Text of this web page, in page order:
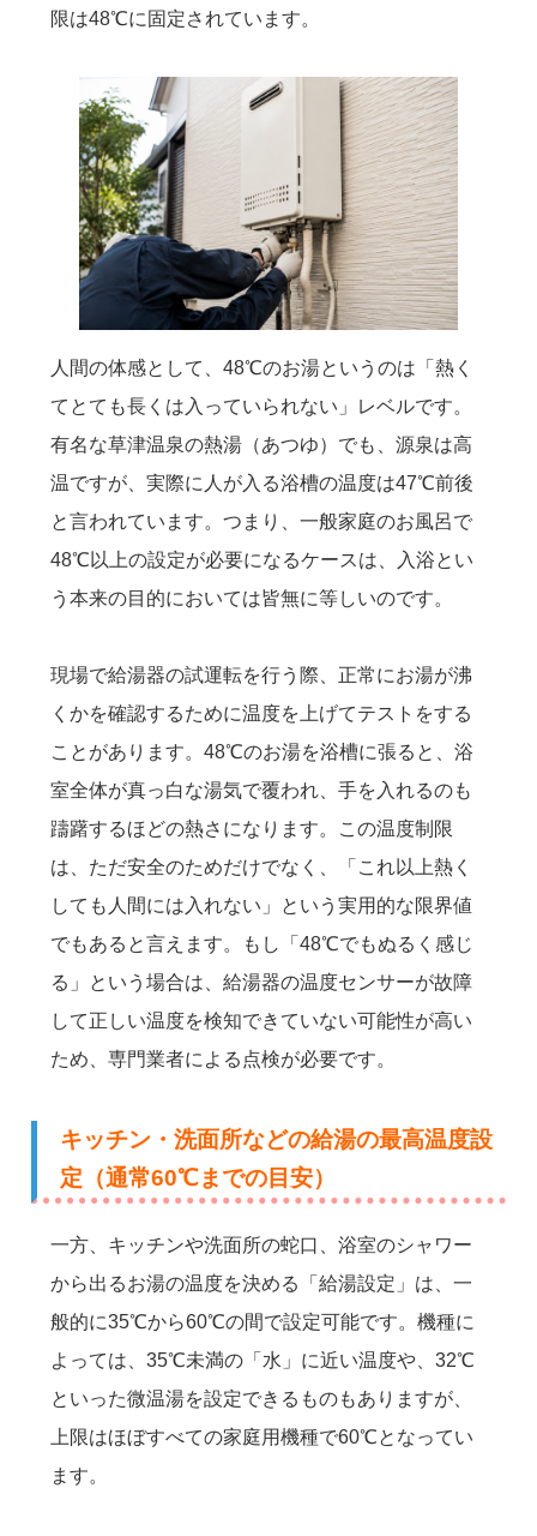
限は48℃に固定されています。
人間の体感として、48℃のお湯というのは「熱く
てとても長くは入っていられない」レベルです。
有名な草津温泉の熱湯（あつゆ）でも、源泉は高
温ですが、実際に人が入る浴槽の温度は47℃前後
と言われています。つまり、一般家庭のお風呂で
48℃以上の設定が必要になるケースは、入浴とい
う本来の目的においては皆無に等しいのです。
現場で給湯器の試運転を行う際、正常にお湯が沸
くかを確認するために温度を上げてテストをする
ことがあります。48℃のお湯を浴槽に張ると、浴
室全体が真っ白な湯気で覆われ、手を入れるのも
躊躇するほどの熱さになります。この温度制限
は、ただ安全のためだけでなく、「これ以上熱く
しても人間には入れない」という実用的な限界値
でもあると言えます。もし「48℃でもぬるく感じ
る」という場合は、給湯器の温度センサーが故障
して正しい温度を検知できていない可能性が高い
ため、専門業者による点検が必要です。
キッチン・洗面所などの給湯の最高温度設
定（通常60℃までの目安）
一方、キッチンや洗面所の蛇口、浴室のシャワー
から出るお湯の温度を決める「給湯設定」は、一
般的に35℃から60℃の間で設定可能です。機種に
よっては、35℃未満の「水」に近い温度や、32℃
といった微温湯を設定できるものもありますが、
上限はほぼすべての家庭用機種で60℃となってい
ます。